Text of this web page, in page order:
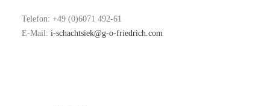
Telefon: +49 (0)6071 492-61
E-Mail: i-schachtsiek@g-o-friedrich.com